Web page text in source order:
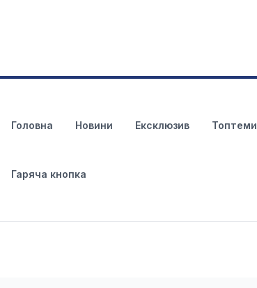
Головна Новини Ексклюзив Топтеми
Гаряча кнопка